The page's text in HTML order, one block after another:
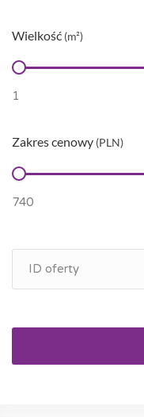
Wielkość (m²)
Zakres cenowy (PLN)